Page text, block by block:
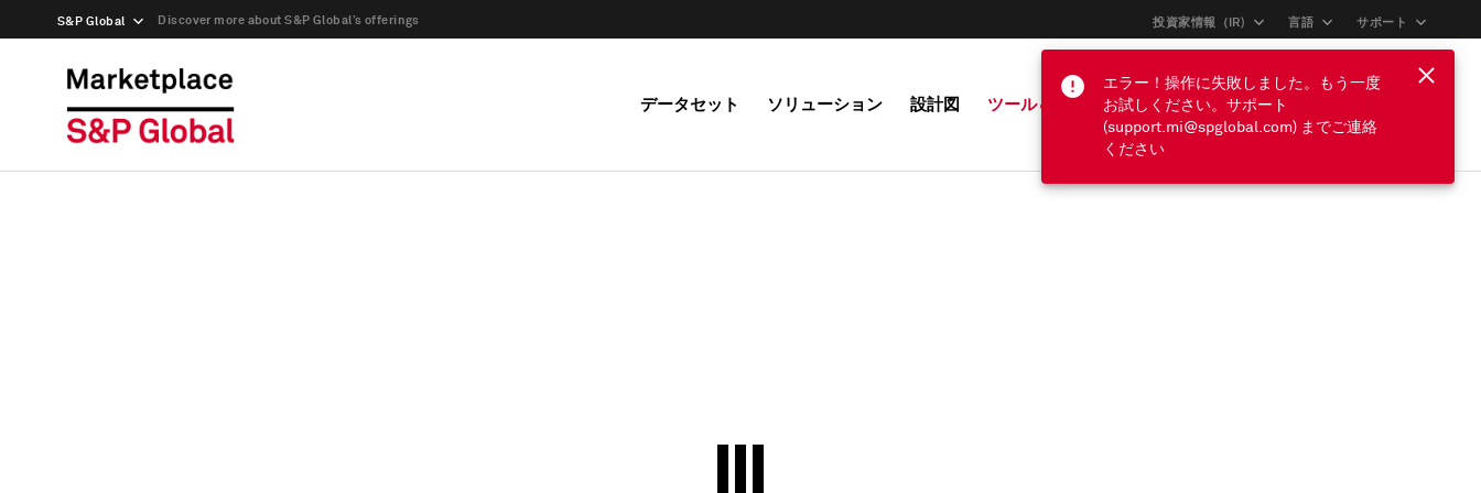
エラー！操作に失敗しました。もう一度
お試しください。サポート
(support.mi@spglobal.com) までご連絡
ください
S&P Global Discover more about S&P Global’s offerings 投資家情報（IR) 言語 サポート
データセット ソリューション 設計図 ツール＆サポート